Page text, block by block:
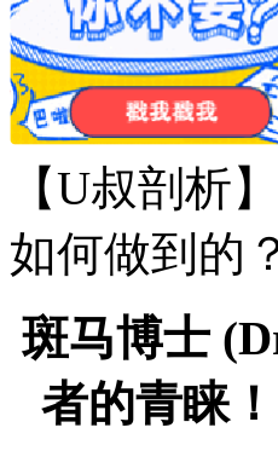
【U叔剖析
如何做到的
斑马博士
者的青睐